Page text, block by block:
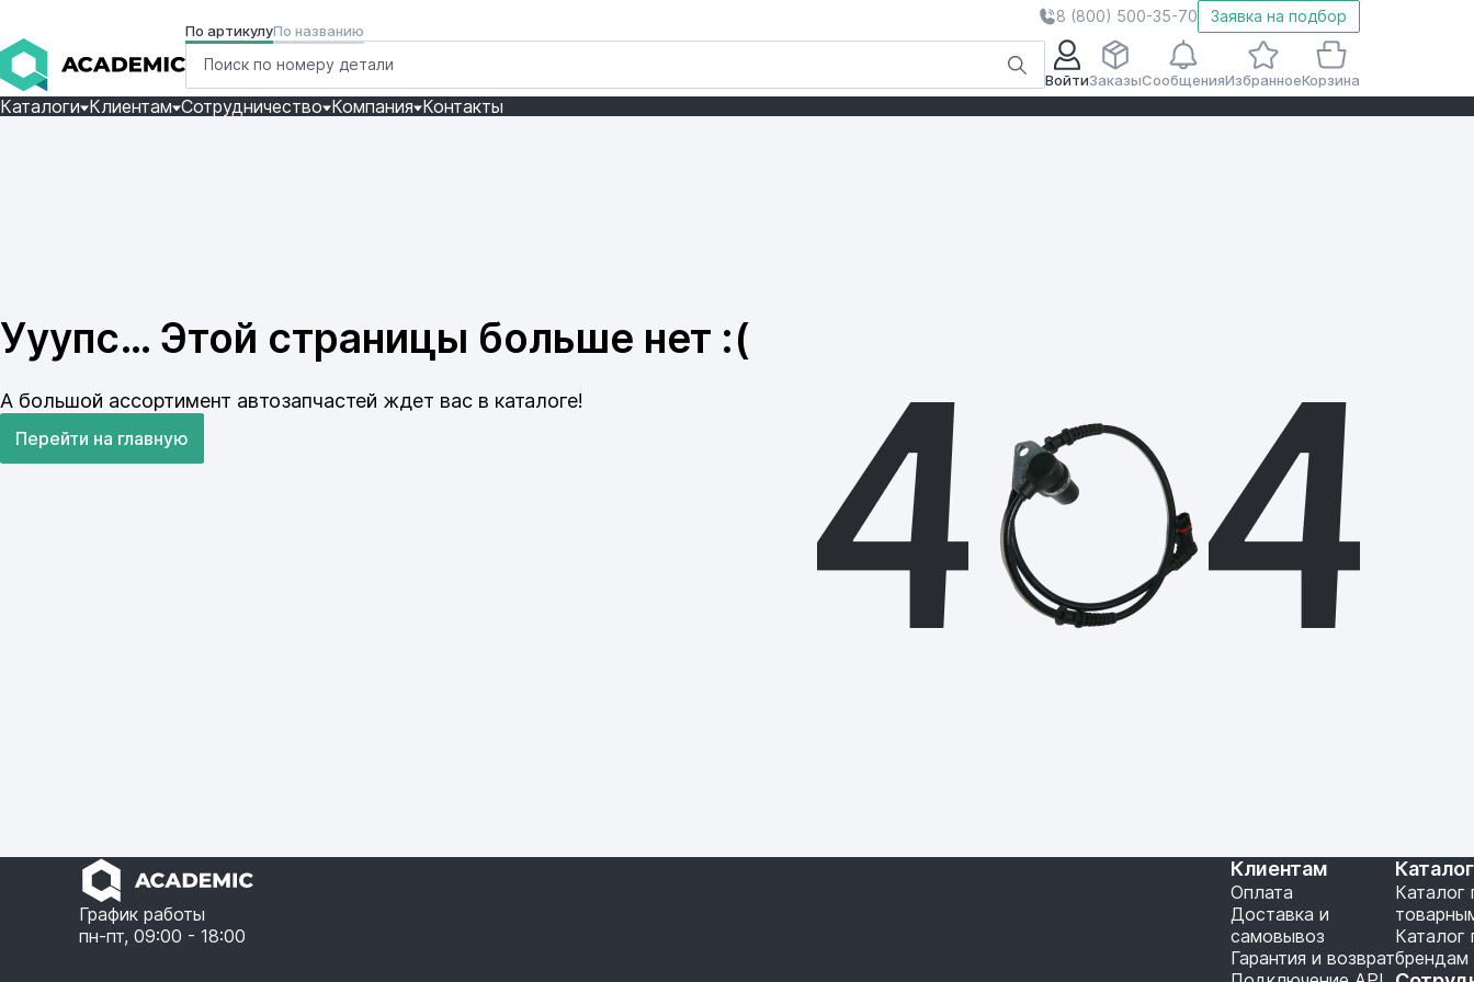
8 (800) 500-35-70 Заявка на подбор
По артикулуПо названию
ВойтиЗаказыСообщенияИзбранноеКорзина
Каталоги Клиентам Сотрудничество Компания Контакты
Ууупс… Этой страницы больше нет :(
А большой ассортимент автозапчастей ждет вас в каталоге!
Перейти на главную
График работы
пн-пт, 09:00 - 18:00
Клиентам
Оплата
Доставка и
самовывоз
Гарантия и возврат
Каталог
Каталог
брендам